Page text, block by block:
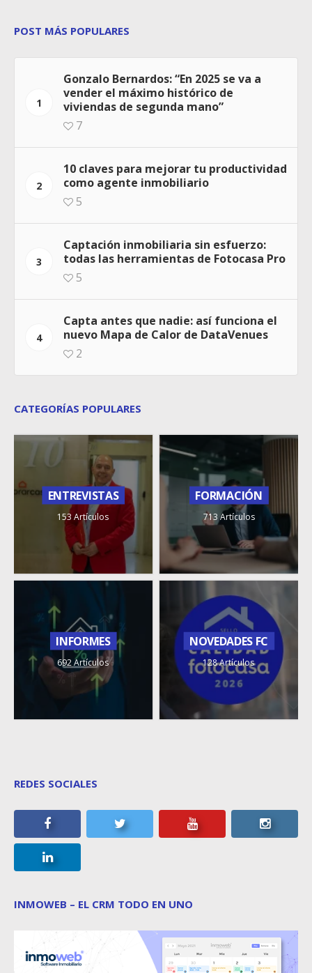
POST MÁS POPULARES
1
Gonzalo Bernardos: “En 2025 se va a
vender el máximo histórico de
viviendas de segunda mano”
7
2
10 claves para mejorar tu productividad
como agente inmobiliario
5
3
Captación inmobiliaria sin esfuerzo:
todas las herramientas de Fotocasa Pro
5
4
Capta antes que nadie: así funciona el
nuevo Mapa de Calor de DataVenues
2
CATEGORÍAS POPULARES
ENTREVISTAS
153 Artículos
FORMACIÓN
713 Artículos
INFORMES
692 Artículos
NOVEDADES FC
128 Artículos
REDES SOCIALES
INMOWEB – EL CRM TODO EN UNO